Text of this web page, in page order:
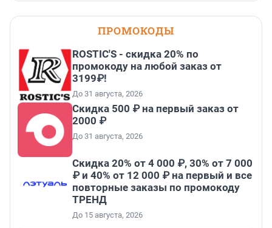
ПРОМОКОДЫ
ROSTIC'S - скидка 20% по
промокоду на любой заказ от
3199₽!
До 31 августа, 2026
Скидка 500 ₽ на первый заказ от
2000 ₽
До 31 августа, 2026
Скидка 20% от 4 000 ₽, 30% от 7 000
₽ и 40% от 12 000 ₽ на первый и все
повторные заказы по промокоду
ТРЕНД
До 15 августа, 2026